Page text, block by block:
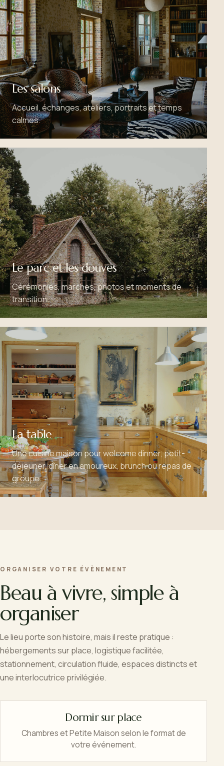
Les salons
Accueil, échanges, ateliers, portraits et temps
calmes.
Le parc et les douves
Cérémonies, marches, photos et moments de
transition.
La table
Une cuisine maison pour welcome dinner, petit-
déjeuner, dîner en amoureux, brunch ou repas de
groupe.
ORGANISER VOTRE ÉVÈNEMENT
Beau à vivre, simple à
organiser
Le lieu porte son histoire, mais il reste pratique :
hébergements sur place, logistique facilitée,
stationnement, circulation fluide, espaces distincts et
une interlocutrice privilégiée.
Dormir sur place
Chambres et Petite Maison selon le format de
votre événement.